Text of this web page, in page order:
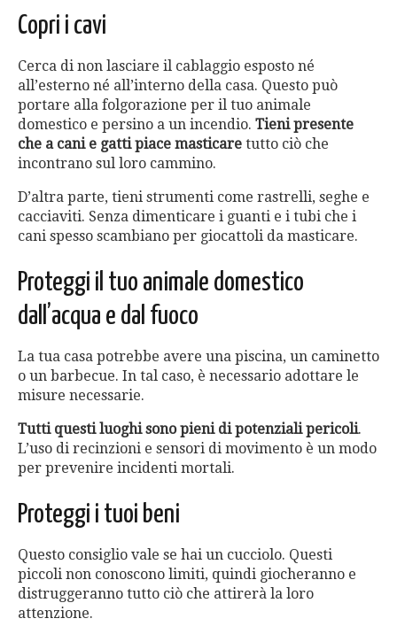
Copri i cavi
Cerca di non lasciare il cablaggio esposto né
all’esterno né all’interno della casa. Questo può
portare alla folgorazione per il tuo animale
domestico e persino a un incendio. Tieni presente
che a cani e gatti piace masticare tutto ciò che
incontrano sul loro cammino.
D’altra parte, tieni strumenti come rastrelli, seghe e
cacciaviti. Senza dimenticare i guanti e i tubi che i
cani spesso scambiano per giocattoli da masticare.
Proteggi il tuo animale domestico
dall’acqua e dal fuoco
La tua casa potrebbe avere una piscina, un caminetto
o un barbecue. In tal caso, è necessario adottare le
misure necessarie.
Tutti questi luoghi sono pieni di potenziali pericoli.
L’uso di recinzioni e sensori di movimento è un modo
per prevenire incidenti mortali.
Proteggi i tuoi beni
Questo consiglio vale se hai un cucciolo. Questi
piccoli non conoscono limiti, quindi giocheranno e
distruggeranno tutto ciò che attirerà la loro
attenzione.